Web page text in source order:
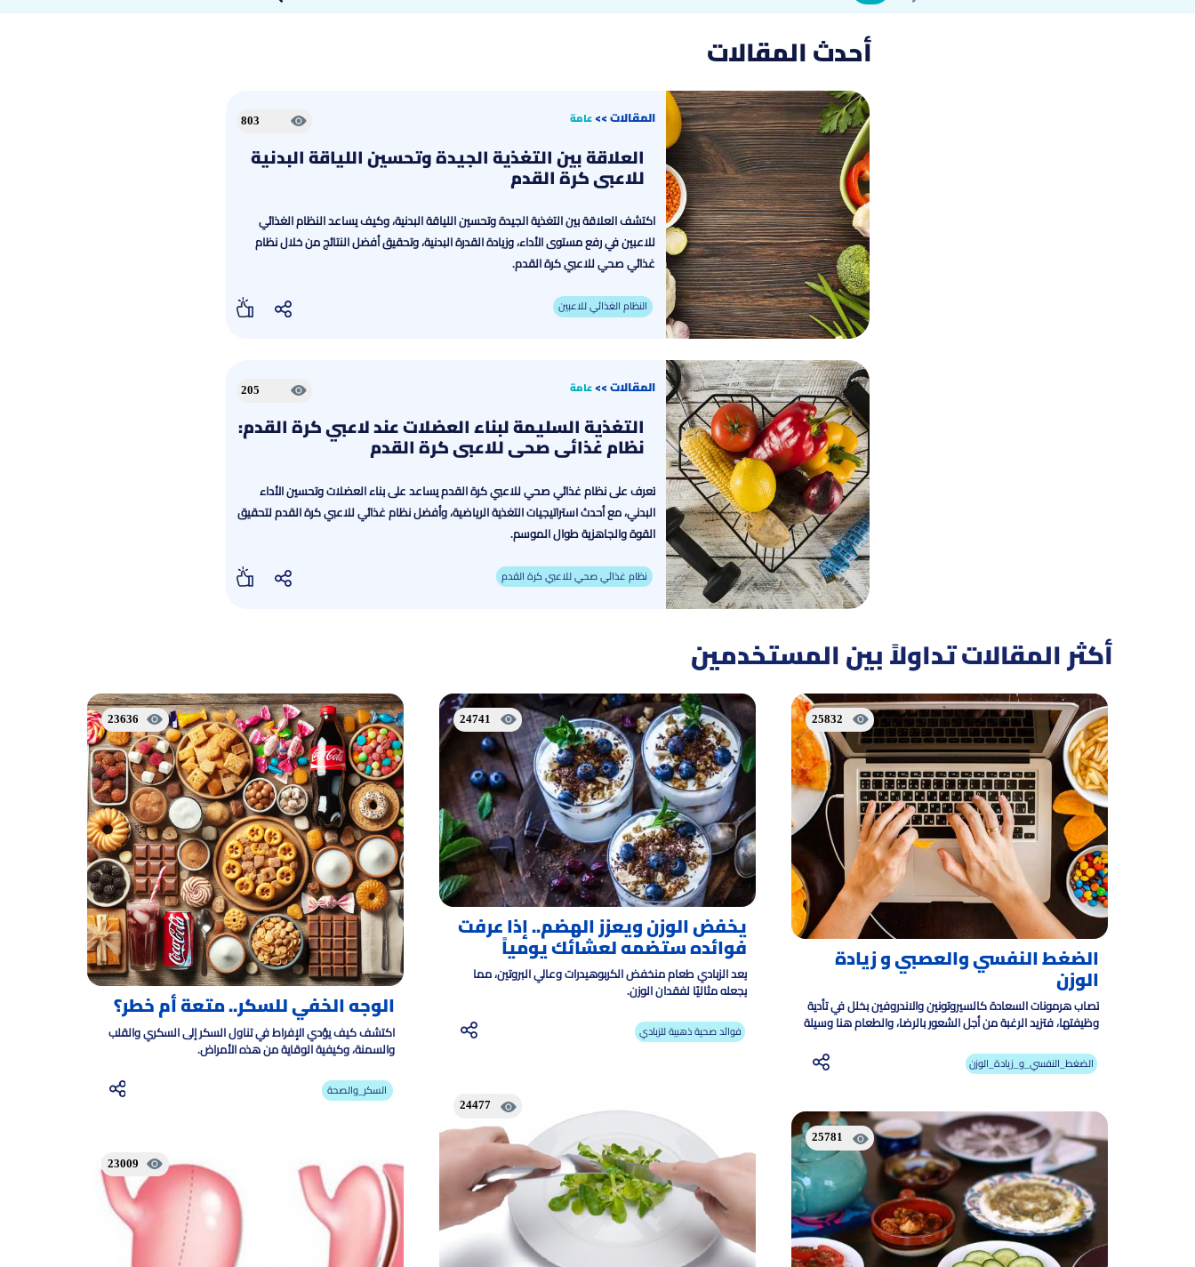
أحدث المقالات
المقالات>>عامة 803
العلاقة بين التغذية الجيدة وتحسين اللياقة البدنية
للاعبي كرة القدم
اكتشف العلاقة بين التغذية الجيدة وتحسين اللياقة البدنية، وكيف يساعد النظام الغذائي
للاعبين في رفع مستوى الأداء، وزيادة القدرة البدنية، وتحقيق أفضل النتائج من خلال نظام
غذائي صحي للاعبي كرة القدم.
النظام الغذائي للاعبين
المقالات>>عامة 205
التغذية السليمة لبناء العضلات عند لاعبي كرة القدم:
نظام غذائي صحي للاعبي كرة القدم
تعرف على نظام غذائي صحي للاعبي كرة القدم يساعد على بناء العضلات وتحسين الأداء
البدني، مع أحدث استراتيجيات التغذية الرياضية، وأفضل نظام غذائي للاعبي كرة القدم لتحقيق
القوة والجاهزية طوال الموسم.
نظام غذائي صحي للاعبي كرة القدم
أكثر المقالات تداولاً بين المستخدمين
25832
الضغط النفسي والعصبي و زيادة
الوزن
تصاب هرمونات السعادة كالسيروتونين والاندروفين بخلل في تأدية
وظيفتها، فتزيد الرغبة من أجل الشعور بالرضا، والطعام هنا وسيلة
الضغط_النفسي_و_زيادة_الوزن
25781
24741
يخفض الوزن ويعزز الهضم.. إذا عرفت
فوائده ستضمه لعشائك يومياً
يعد الزبادي طعام منخفض الكربوهيدرات وعالي البروتين، مما
يجعله مثاليًا لفقدان الوزن.
فوائد صحية ذهبية للزبادي
24477
23636
الوجه الخفي للسكر.. متعة أم خطر؟
اكتشف كيف يؤدي الإفراط في تناول السكر إلى السكري والقلب
والسمنة، وكيفية الوقاية من هذه الأمراض.
السكر_والصحة
23009